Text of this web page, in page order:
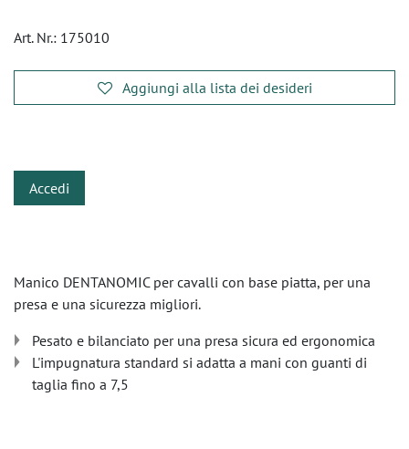
Art. Nr.: 175010
Aggiungi alla lista dei desideri
Accedi
Manico DENTANOMIC per cavalli con base piatta, per una
presa e una sicurezza migliori.
Pesato e bilanciato per una presa sicura ed ergonomica
L'impugnatura standard si adatta a mani con guanti di
taglia fino a 7,5